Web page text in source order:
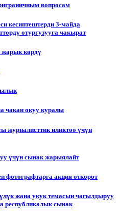
вопросам
кесиптештерди 3-майда
отургузууга чакырат
жарык көрдү
чакан окуу куралы
иликтөө үчүн
үчүн сынак жарыялайт
фотографтарга акция өткөрөт
жана укук темасын чагылдыруу
республикалык сынак